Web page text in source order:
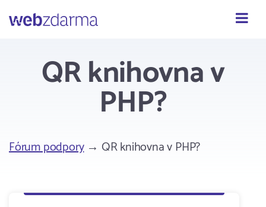
Webzdarma
QR knihovna v
PHP?
Fórum podpory→ QR knihovna v PHP?